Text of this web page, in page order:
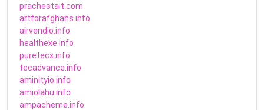
prachestait.com
artforafghans.info
airvendio.info
healthexe.info
puretecx.info
tecadvance.info
aminityio.info
amiolahu.info
ampacheme.info